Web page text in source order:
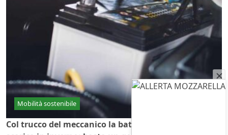
Mobilità sostenibile
Col trucco del meccanico la batteria dell'auto non si